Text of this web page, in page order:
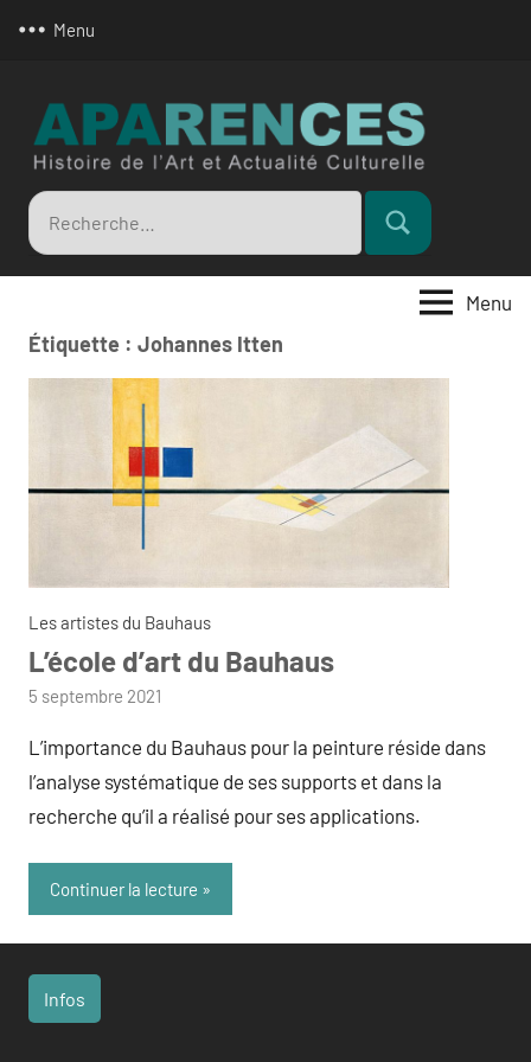
Menu
Recherche
pour
:
Rechercher
Menu
Étiquette : Johannes Itten
Les artistes du Bauhaus
L’école d’art du Bauhaus
par
5 septembre 2021
L’importance du Bauhaus pour la peinture réside dans
l’analyse systématique de ses supports et dans la
recherche qu’il a réalisé pour ses applications.
Continuer la lecture
Infos